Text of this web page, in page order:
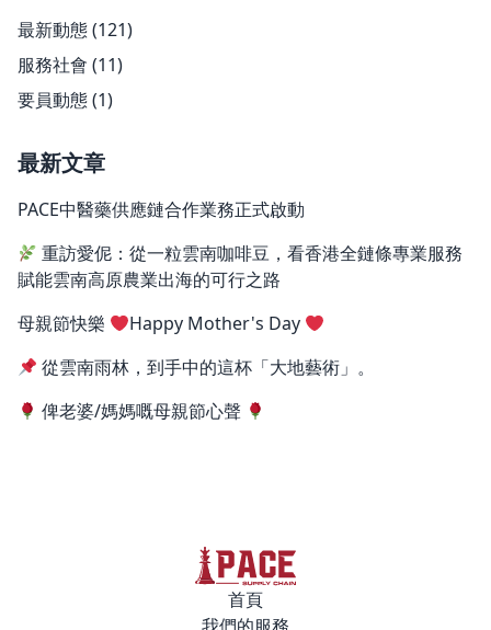
最新動態(121)
服務社會 (11)
要員動態(1)
最新文章
PACE中醫藥供應鏈合作業務正式啟動
重訪愛伲：從一粒雲南咖啡豆，看香港全鏈條專業服務
賦能雲南高原農業出海的可行之路
母親節快樂
Happy Mother's Day
從雲南雨林，到手中的這杯「大地藝術」。
俾老婆/媽媽嘅母親節心聲
首頁